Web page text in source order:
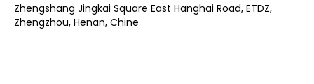
Zhengshang Jingkai Square East Hanghai Road, ETDZ,
Zhengzhou, Henan, Chine